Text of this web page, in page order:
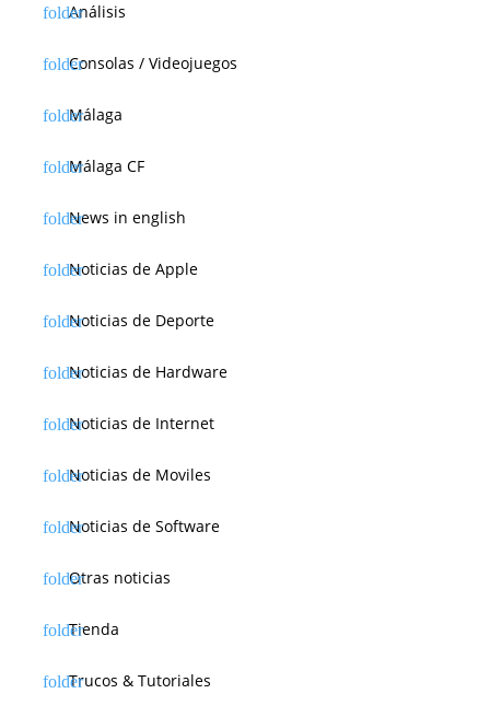
Análisis
Consolas / Videojuegos
Málaga
Málaga CF
News in english
Noticias de Apple
Noticias de Deporte
Noticias de Hardware
Noticias de Internet
Noticias de Moviles
Noticias de Software
Otras noticias
Tienda
Trucos & Tutoriales